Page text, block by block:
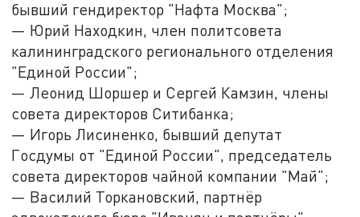
бывший гендиректор "Нафта Москва";
— Юрий Находкин, член политсовета
калининградского регионального отделения
"Единой России";
— Леонид Шоршер и Сергей Камзин, члены
совета директоров Ситибанка;
— Игорь Лисиненко, бывший депутат
Госдумы от "Единой России", председатель
совета директоров чайной компании "Май";
— Василий Торкановский, партнёр